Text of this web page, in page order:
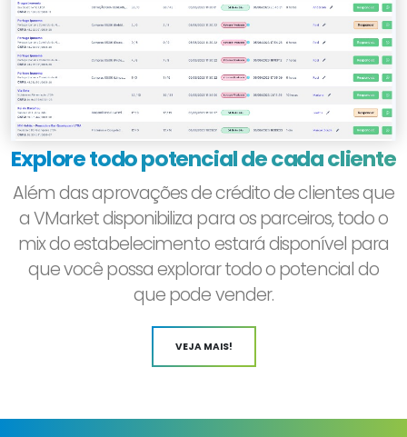
Explore todo potencial de cada cliente
Além das aprovações de crédito de clientes que
a VMarket disponibiliza para os parceiros, todo o
mix do estabelecimento estará disponível para
que você possa explorar todo o potencial do
que pode vender.
VEJA MAIS!